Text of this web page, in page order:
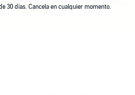
30 días. Cancela en cualquier momento.